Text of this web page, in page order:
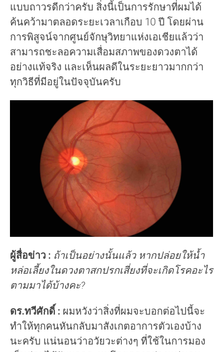
แบบถาวรดีกว่าครับ สิ่งนี้เป็นการรักษาที่ผมได้
ค้นคว้ามาตลอดระยะเวลาเกือบ 10 ปี โดยผ่าน
การพิสูจน์จากศูนย์จักษุวิทยาแห่งเอเชียแล้วว่า
สามารถชะลอความเสื่อมสภาพของดวงตาได้
อย่างแท้จริง และเห็นผลดีในระยะยาวมากกว่า
ทุกวิธีที่มีอยู่ในปัจจุบันครับ
ผู้สื่อข่าว : ถ้าเป็นอย่างนั้นแล้ว หากปล่อยให้น้ำ
หล่อเลี้ยงในดวงตาสกปรกเสี่ยงที่จะเกิดโรคอะไร
ตามมาได้บ้างคะ?
ดร.ทวีศักดิ์ : ผมหวังว่าสิ่งที่ผมจะบอกต่อไปนี้จะ
ทำให้ทุกคนหันกลับมาสังเกตอาการตัวเองบ้าง
นะครับ แน่นอนว่าอวัยวะต่างๆ ที่ใช้ในการมอง